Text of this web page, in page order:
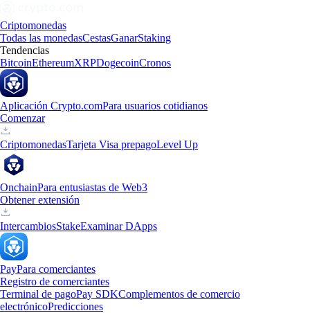
Criptomonedas
Todas las monedasCestasGanarStaking
Tendencias
BitcoinEthereumXRPDogecoinCronos
Aplicación Crypto.comPara usuarios cotidianos
Comenzar
CriptomonedasTarjeta Visa prepagoLevel Up
OnchainPara entusiastas de Web3
Obtener extensión
IntercambiosStakeExaminar DApps
PayPara comerciantes
Registro de comerciantes
Terminal de pagoPay SDKComplementos de comercio
electrónicoPredicciones